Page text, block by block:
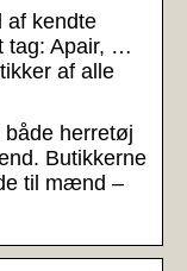
af kendte
tag: Apair, …
af alle
herretøj
Butikkerne
til mænd –